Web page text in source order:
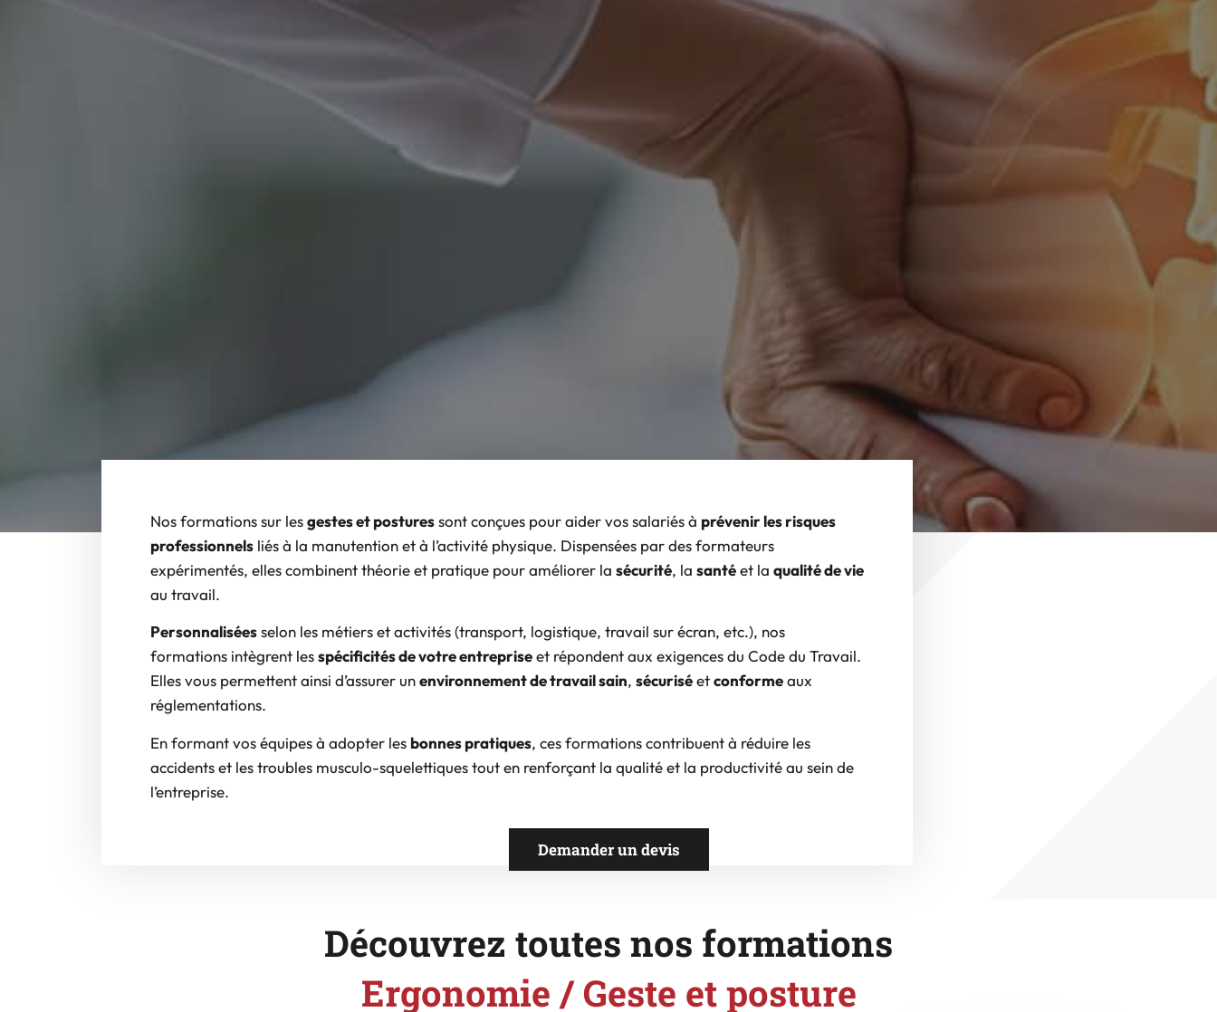
Nos formations sur lesgestes et posturessont conçues pour aider vos salariés à prévenir les risques
professionnels liés à la manutention et à l’activité physique. Dispensées par des formateurs
expérimentés, elles combinent théorie et pratique pour améliorer la sécurité, la santéet la qualité de vie
au travail.
Personnaliséesselon les métiers et activités (transport, logistique, travail sur écran, etc.), nos
formations intègrent lesspécificités de votre entrepriseet répondent aux exigences du Code du Travail.
Elles vous permettent ainsi d’assurer unenvironnement de travail sain, sécuriséetconformeaux
réglementations.
En formant vos équipes à adopter les bonnes pratiques, ces formations contribuent à réduire les
accidents et les troubles musculo-squelettiques tout en renforçant la qualité et la productivité au sein de
l’entreprise.
Demander un devis
Découvrez toutes nos formations
Ergonomie / Geste et posture